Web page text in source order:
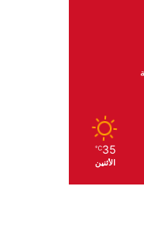
35
℃
الأثنين